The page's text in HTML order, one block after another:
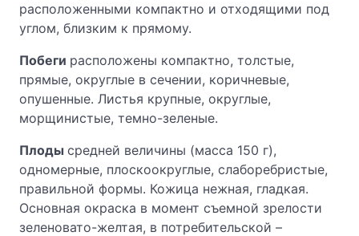
расположенными компактно и отходящими под
углом, близким к прямому.
Побеги расположены компактно, толстые,
прямые, округлые в сечении, коричневые,
опушенные. Листья крупные, округлые,
морщинистые, темно-зеленые.
Плоды средней величины (масса 150 г),
одномерные, плоскоокруглые, слаборебристые,
правильной формы. Кожица нежная, гладкая.
Основная окраска в момент съемной зрелости
зеленовато-желтая, в потребительской –